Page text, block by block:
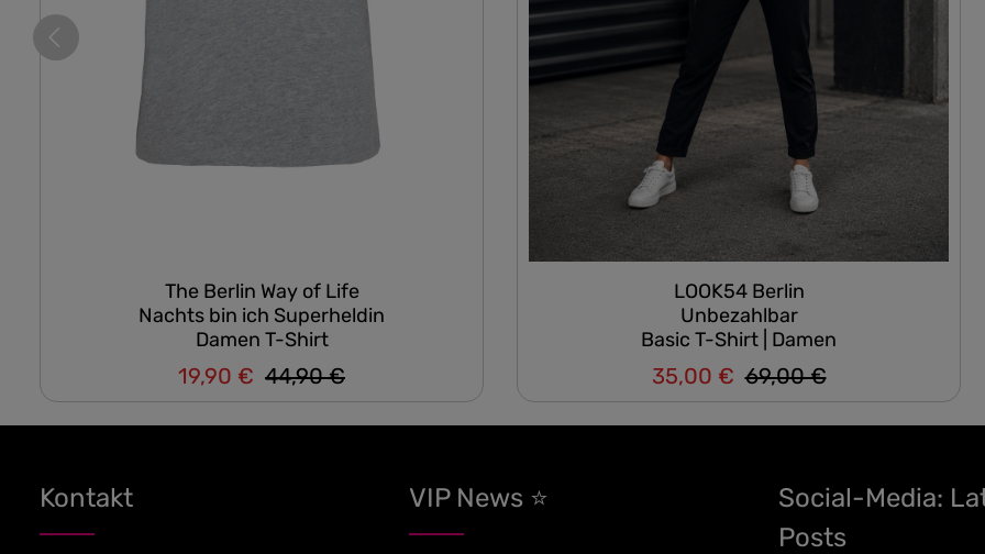
The Berlin Way of Life
Nachts bin ich Superheldin
Damen T-Shirt
Verkaufspreis:
19,90 € Regulärer Preis:
44,90 €
LOOK54 Berlin
Unbezahlbar
Basic T-Shirt | Damen
Verkaufspreis:
35,00 € Regulärer Preis:
69,00 €
Kontakt VIP News ⭐
Social-Media:
Posts